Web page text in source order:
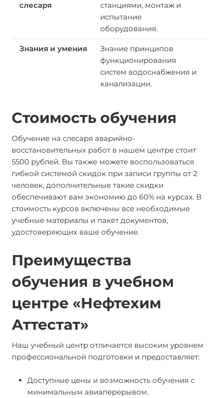
станциями, монтаж и
испытание
оборудования.
Знание принципов
функционирования
систем водоснабжения и
канализации.
Стоимость обучения
Обучение на слесаря аварийно-
восстановительных работ в нашем центре стоит
5500 рублей. Вы также можете воспользоваться
гибкой системой скидок при записи группы от 2
человек, дополнительные такие скидки
обеспечивают вам экономию до 60% на курсах. В
стоимость курсов включены все необходимые
учебные материалы и пакет документов,
удостоверяющих ваше обучение.
Преимущества
обучения в учебном
центре «Нефтехим
Аттестат»
Наш учебный центр отличается высоким уровнем
профессиональной подготовки и предоставляет:
Доступные цены и возможность обучения с
минимальным авиаперерывом.